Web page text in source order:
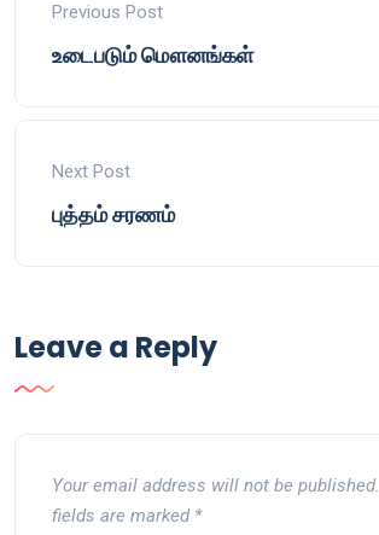
Previous Post
உடைபடும் மௌனங்கள்
Next Post
புத்தம் சரணம்
Leave a Reply
Your email address will not be published.
fields are marked *